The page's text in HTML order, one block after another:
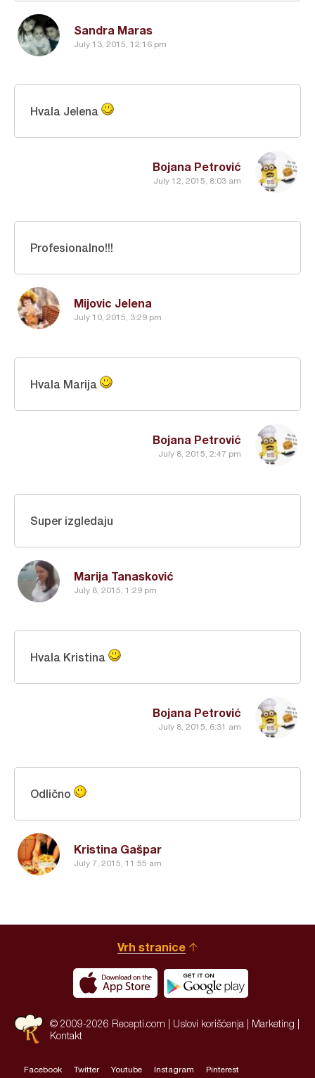
Sandra Maras
July 13, 2015, 12:16 pm
Bojana Petrović
July 12, 2015, 8:03 am
Hvala Jelena
Mijovic Jelena
July 10, 2015, 3:29 pm
Profesionalno!!!
Bojana Petrović
July 8, 2015, 2:47 pm
Hvala Marija
Marija Tanasković
July 8, 2015, 1:29 pm
Super izgledaju
Bojana Petrović
July 8, 2015, 6:31 am
Hvala Kristina
Kristina Gašpar
July 7, 2015, 11:55 am
Odlično
Vrh stranice
© 2009-2026 Recepti.com | Uslovi korišćenja Marketing
Kontakt
Facebook Twitter Youtube Instagram Pinterest